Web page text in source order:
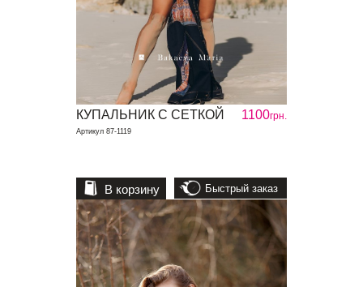
1100грн.
КУПАЛЬНИК С СЕТКОЙ
Артикул 87-1119
В корзину Быстрый заказ